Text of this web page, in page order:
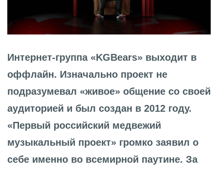
Интернет-группа «KGBears» выходит в
оффлайн. Изначально проект не
подразумевал «живое» общение со своей
аудиторией и был создан в 2012 году.
«Первый российский медвежий
музыкальный проект» громко заявил о
себе именно во всемирной паутине. За